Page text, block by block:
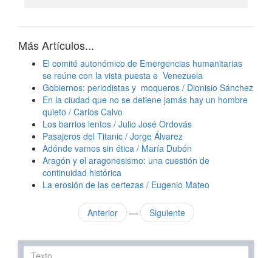
Más Artículos...
El comité autonómico de Emergencias humanitarias
se reúne con la vista puesta e Venezuela
Gobiernos: periodistas y moqueros / Dionisio Sánchez
En la ciudad que no se detiene jamás hay un hombre
quieto / Carlos Calvo
Los barrios lentos / Julio José Ordovás
Pasajeros del Titanic / Jorge Álvarez
Adónde vamos sin ética / María Dubón
Aragón y el aragonesismo: una cuestión de
continuidad histórica
La erosión de las certezas / Eugenio Mateo
Anterior — Siguiente
Texto